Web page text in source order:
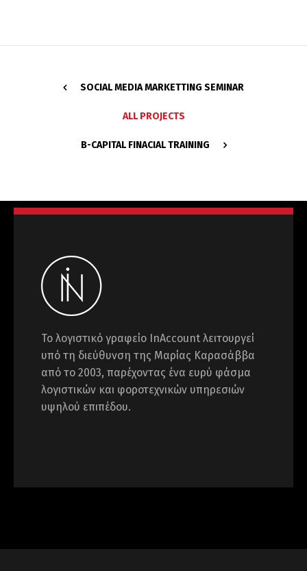
SOCIAL MEDIA MARKETTING SEMINAR
ALL PROJECTS
B-CAPITAL FINACIAL TRAINING
Το λογιστικό γραφείο InAccount λειτουργεί
υπό τη διεύθυνση της Μαρίας Καρασάββα
από το 2003, παρέχοντας ένα ευρύ φάσμα
λογιστικών και φοροτεχνικών υπηρεσιών
υψηλού επιπέδου.